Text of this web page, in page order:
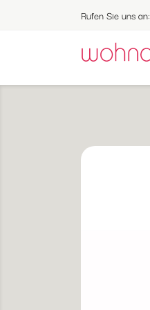
Rufen Sie uns an: